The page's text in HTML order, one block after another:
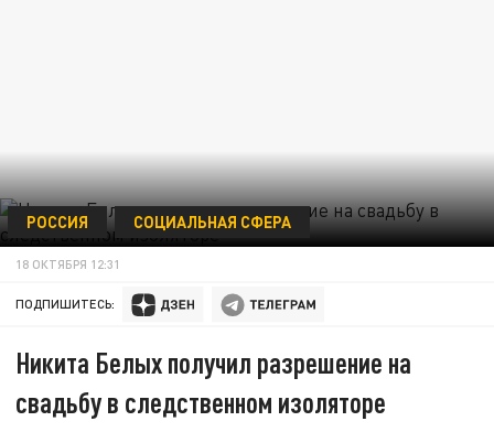
РОССИЯ СОЦИАЛЬНАЯ СФЕРА
18 ОКТЯБРЯ 12:31
ПОДПИШИТЕСЬ:
Никита Белых получил разрешение на
свадьбу в следственном изоляторе